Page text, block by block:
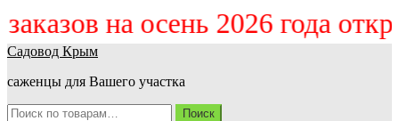
заказов на осень 2026 года
Перейти
навигации
Перейти
содержимому
Садовод Крым
саженцы для Вашего участка
Искать:
Поиск